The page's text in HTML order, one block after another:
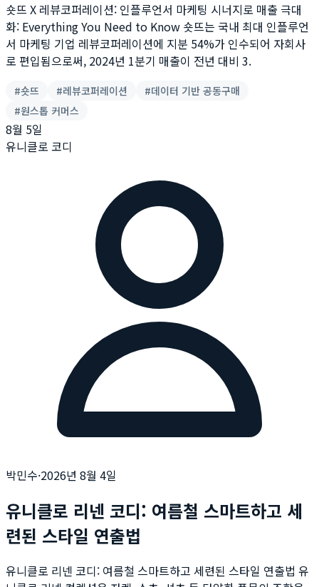
숏뜨 X 레뷰코퍼레이션: 인플루언서 마케팅 시너지로 매출 극대
화: Everything You Need to Know 숏뜨는 국내 최대 인플루언
서 마케팅 기업 레뷰코퍼레이션에 지분 54%가 인수되어 자회사
로 편입됨으로써, 2024년 1분기 매출이 전년 대비 3.
#숏뜨 #레뷰코퍼레이션 #데이터 기반 공동구매
#원스톱 커머스
8월 5일
유니클로 코디
박민수·2026년 8월 4일
유니클로 리넨 코디: 여름철 스마트하고 세
련된 스타일 연출법
유니클로 리넨 코디: 여름철 스마트하고 세련된 스타일 연출법 유